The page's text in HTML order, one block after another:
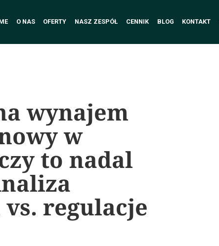
O NAS OFERTY NASZ ZESPÓŁ CENNIK BLOG KONTAKT
wynajem
w
to nadal
vs. regulacje